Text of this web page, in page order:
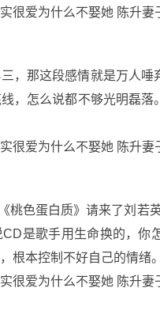
，那这段感情就是万人
，怎么说都不够光明磊
桃色蛋白质》请来了刘若
是歌手用生命换的，你
根本控制不好自己的情绪。